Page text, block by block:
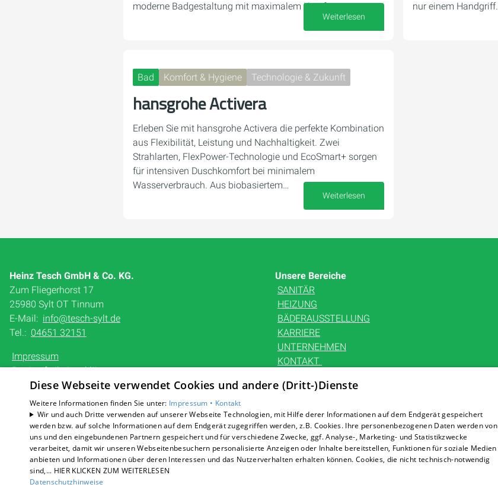
moderne Badgestaltung mit maximalem Komfort.
Weiterlesen
nur einem Handgriff.
Bad Komfort & Hygiene Technologie & Zukunft
hansgrohe Activera
Erleben Sie mit hansgrohe Activera die perfekte Kombination
aus Flexibilität, Leistung und Nachhaltigkeit. Zwei
Strahlarten, FlexPower-Technologie und EcoSmart+ sorgen
für intensiven Duschkomfort bei minimalem
Wasserverbrauch. Aus biobasiertem…
Weiterlesen
Heinz Tesch GmbH & Co. KG.
Zum Fliegerhorst 17
25980 Sylt OT Tinnum
E-Mail: info@tesch-sylt.de
Tel.: 04651 32151
Impressum
Barrierefreiheitserklärung
Datenschutzerklärung
AGB
Unsere Bereiche
SANITÄR
HEIZUNG
BÄDERAUSSTELLUNG
KARRIERE
UNTERNEHMEN
KONTAKT
Diese Webseite verwendet Cookies und andere (Dritt-)Dienste
Weitere Informationen finden Sie unter: Impressum • Kontakt
Wir und auch Dritte verwenden auf unserer Webseite Technologien, mit Hilfe derer Informationen auf dem Endgerät gespeichert
werden bzw. auf solche Informationen auf dem Endgerät zugegriffen werden, z.B. Cookies. Ihre personenbezogenen Daten werden von
uns und den eingebundenen Partnern gespeichert und für verschiedene Zwecke, ggf. Analyse-, Marketing- und Statistikzwecke
verarbeitet, damit wir unseren Webseitenbesuchern personalisierte Anzeigen oder Inhalte bereitstellen, Funktionen für soziale Medien
anbieten und Informationen über deren Interessen und das Nutzerverhalten erhalten können. Cookies, die nicht technisch-notwendig
sind,... HIER KLICKEN ZUM WEITERLESEN
Datenschutzhinweise